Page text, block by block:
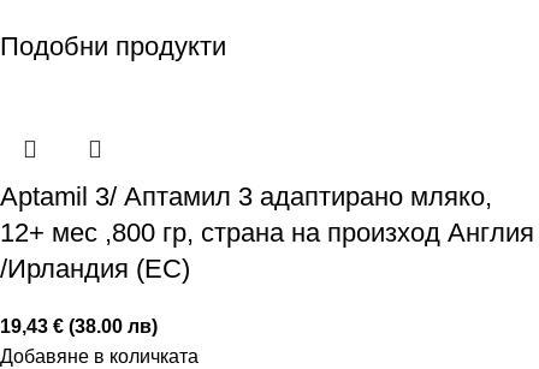
Подобни продукти
Aptamil 3/ Аптамил 3 адаптирано мляко,
12+ мес ,800 гр, страна на произход Англия
/Ирландия (ЕС)
19,43 € (38.00 лв)
Добавяне в количката